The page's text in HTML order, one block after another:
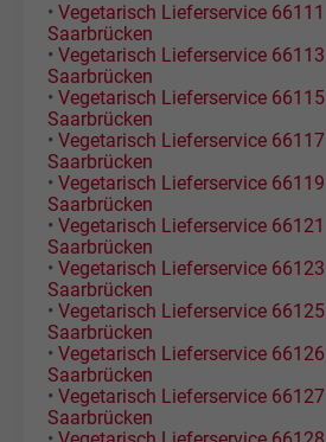
• Vegetarisch Lieferservice 66111
Saarbrücken
• Vegetarisch Lieferservice 66113
Saarbrücken
• Vegetarisch Lieferservice 66115
Saarbrücken
• Vegetarisch Lieferservice 66117
Saarbrücken
• Vegetarisch Lieferservice 66119
Saarbrücken
• Vegetarisch Lieferservice 66121
Saarbrücken
• Vegetarisch Lieferservice 66123
Saarbrücken
• Vegetarisch Lieferservice 66125
Saarbrücken
• Vegetarisch Lieferservice 66126
Saarbrücken
• Vegetarisch Lieferservice 66127
Saarbrücken